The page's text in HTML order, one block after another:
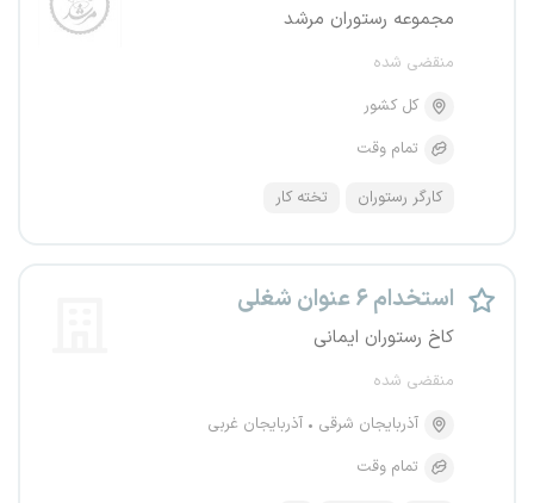
مجموعه رستوران مرشد
منقضی شده
کل کشور
تمام وقت
کارگر رستوران تخته کار
استخدام ۶ عنوان شغلی
کاخ رستوران ایمانی
منقضی شده
آذربایجان شرقی
آذربایجان غربی
تمام وقت